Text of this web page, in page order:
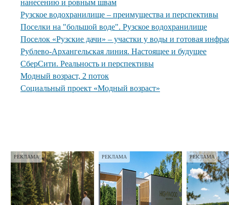
нанесению и ровным швам
Рузское водохранилище – преимущества и перспективы
Поселки на "большой воде". Рузское водохранилище
Поселок «Рузские дачи» – участки у воды и готовая
Рублево-Архангельская линия. Настоящее и будущее
СберСити. Реальность и перспективы
Модный возраст, 2 поток
Социальный проект «Модный возраст»
РЕКЛАМА РЕКЛАМА РЕКЛАМА